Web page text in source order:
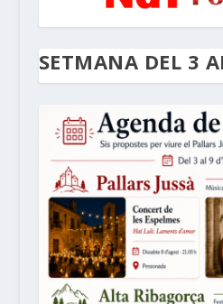
SETMANA DEL 3